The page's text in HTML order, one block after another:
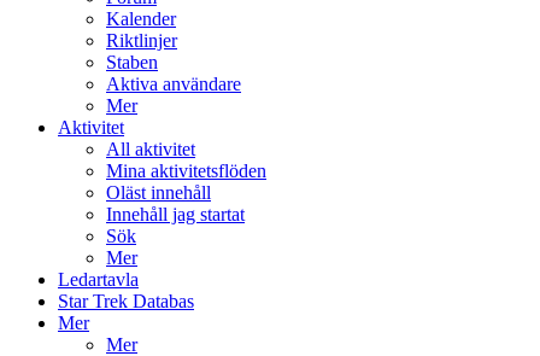
Kalender
Riktlinjer
Staben
Aktiva användare
Mer
Aktivitet
All aktivitet
Mina aktivitetsflöden
Oläst innehåll
Innehåll jag startat
Sök
Mer
Ledartavla
Star Trek Databas
Mer
Mer